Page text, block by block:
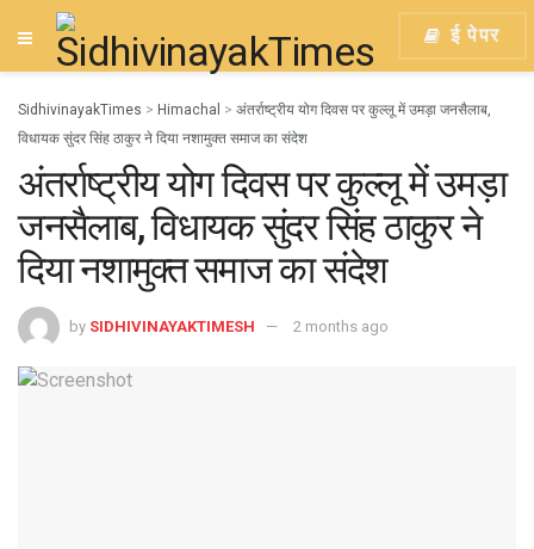
ई पेपर
SidhivinayakTimes > Himachal > अंतर्राष्ट्रीय योग दिवस पर कुल्लू में उमड़ा जनसैलाब,
विधायक सुंदर सिंह ठाकुर ने दिया नशामुक्त समाज का संदेश
अंतर्राष्ट्रीय योग दिवस पर कुल्लू में उमड़ा
जनसैलाब, विधायक सुंदर सिंह ठाकुर ने
दिया नशामुक्त समाज का संदेश
by SIDHIVINAYAKTIMESH 2 months ago